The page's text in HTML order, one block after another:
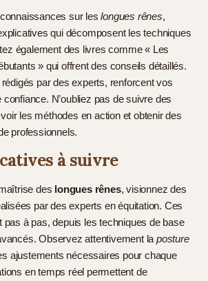
sur leslongues rênes,
qui décomposent les techniques
également des livres comme « Les
» qui offrent des conseils détaillés.
par des experts, renforcent vos
N’oubliez pas de suivre des
les méthodes en action et obtenir des
professionnels.
à suivre
des longues rênes, visionnez des
par des experts en équitation. Ces
pas à pas, depuis les techniques de base
Observez attentivement la posture
ajustements nécessaires pour chaque
en temps réel permettent de